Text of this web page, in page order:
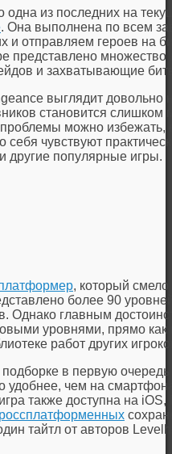
одна из последних на
. Она выполнена по всем
и отправляем героев на
представлено множество
и захватывающие
выглядит довольно
становится слишком
можно избежать,
себя чувствуют
другие популярные игры.
, который
более 90
Однако главным
уровнями, прямо
работ других
в первую
удобнее, чем на
также доступна на
тайтл от авторов